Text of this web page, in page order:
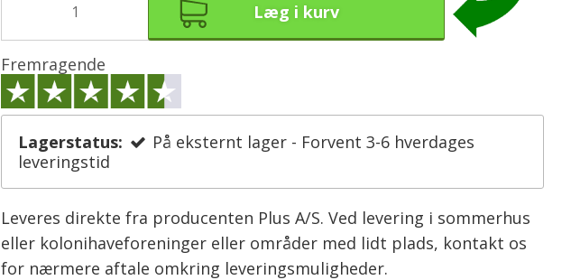
Læg i kurv
Fremragende
Lagerstatus:
På eksternt lager - Forvent 3-6 hverdages
leveringstid
Leveres direkte fra producenten Plus A/S. Ved levering i sommerhus
eller kolonihaveforeninger eller områder med lidt plads, kontakt os
for nærmere aftale omkring leveringsmuligheder.